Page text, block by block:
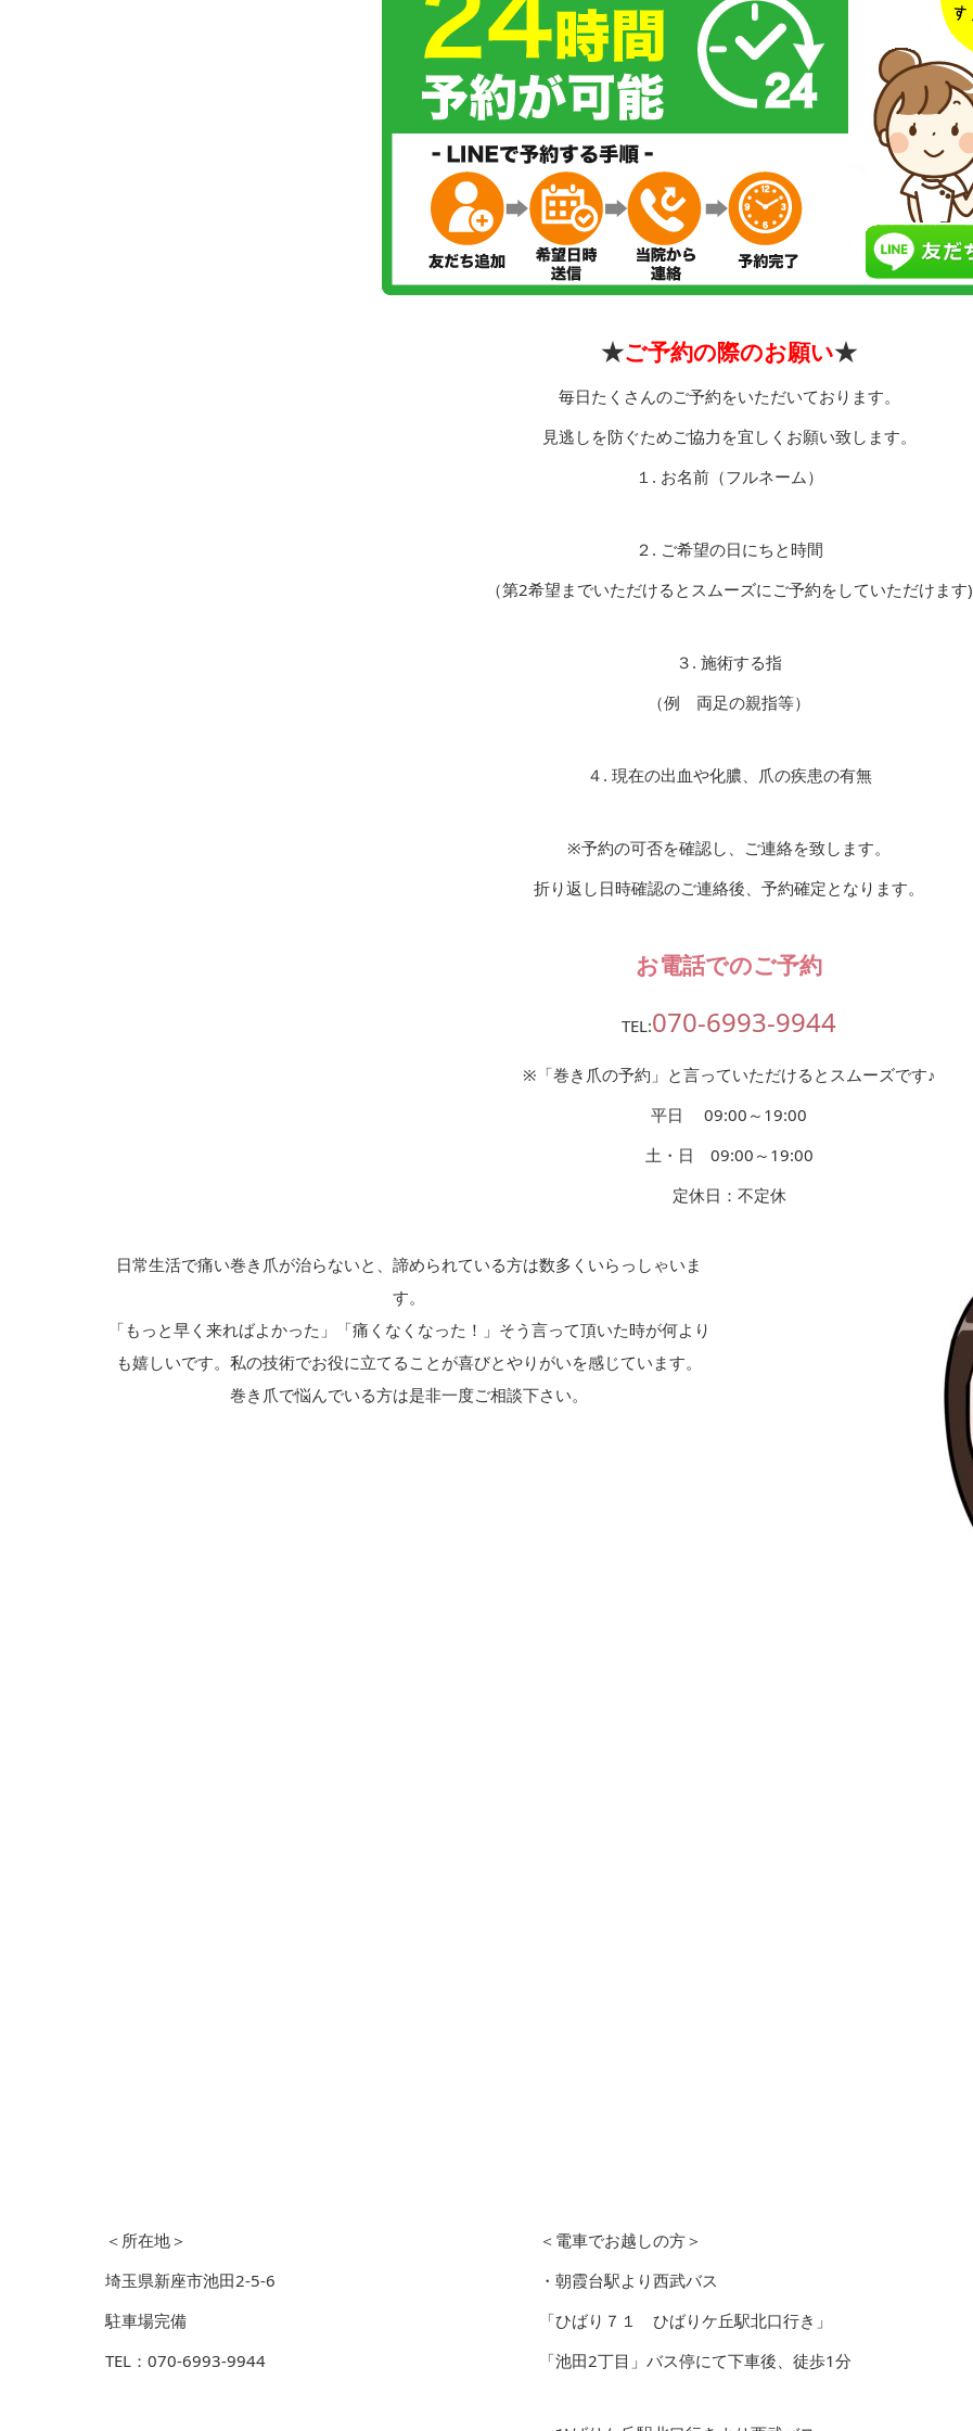
★ご予約の際のお願い★
毎日たくさんのご予約をいただいております。
見逃しを防ぐためご協力を宜しくお願い致します。
１. お名前（フルネーム）
２. ご希望の日にちと時間
（第2希望までいただけるとスムーズにご予約をしていただけます)
３. 施術する指
（例 両足の親指等）
４. 現在の出血や化膿、爪の疾患の有無
※予約の可否を確認し、ご連絡を致します。
折り返し日時確認のご連絡後、予約確定となります。
お電話でのご予約
TEL:070-6993-9944
※「巻き爪の予約」と言っていただけるとスムーズです♪
平日 09:00～19:00
土・日 09:00～19:00
定休日：不定休
日常生活で痛い巻き爪が治らないと、諦められている方は数多くいらっしゃいま
す。
「もっと早く来ればよかった」「痛くなくなった！」そう言って頂いた時が何より
も嬉しいです。私の技術でお役に立てることが喜びとやりがいを感じています。
巻き爪で悩んでいる方は是非一度ご相談下さい。
＜所在地＞
埼玉県新座市池田2-5-6
駐車場完備
TEL：070-6993-9944
＜電車でお越しの方＞
・朝霞台駅より西武バス
「ひばり７１ ひばりケ丘駅北口行き」
「池田2丁目」バス停にて下車後、徒歩1分